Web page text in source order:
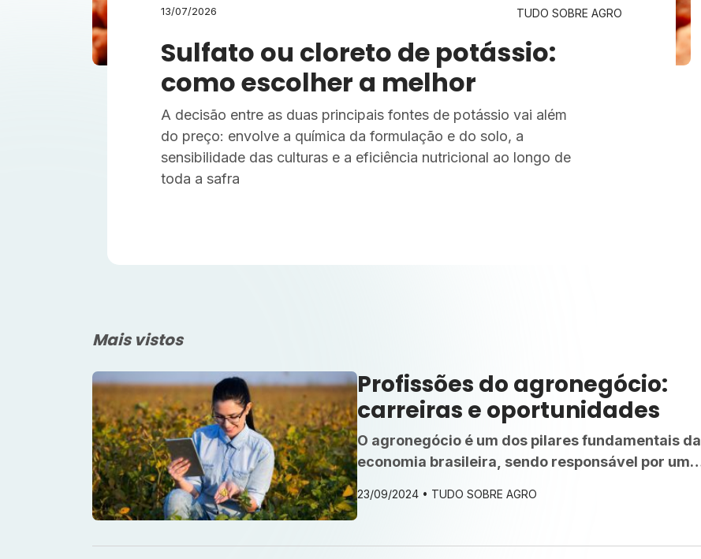
13/07/2026 TUDO SOBRE AGRO
Sulfato ou cloreto de potássio:
como escolher a melhor
A decisão entre as duas principais fontes de potássio vai além
do preço: envolve a química da formulação e do solo, a
sensibilidade das culturas e a eficiência nutricional ao longo de
toda a safra
Mais vistos
Profissões do agronegócio:
carreiras e oportunidades
O agronegócio é um dos pilares fundamentais da
economia brasileira, sendo responsável por uma
(PIB) e desempenhando um papel crucial no
anos, o setor tem passado por profundas
23/09/2024 • TUDO SOBRE AGRO